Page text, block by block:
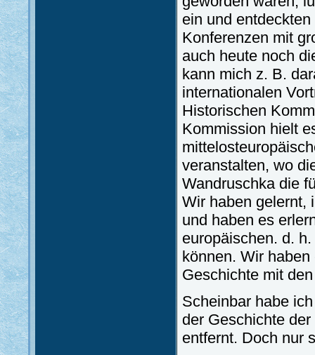
ein und
Konferenzen mit
auch heute noch
kann mich z. B.
internationalen
Historischen
Kommission hielt
veranstalten, wo
Wandruschka die
Wir haben gelernt,
und haben es
europäischen. d.
können. Wir
Geschichte mit
Scheinbar habe
der Geschichte
entfernt. Doch nur